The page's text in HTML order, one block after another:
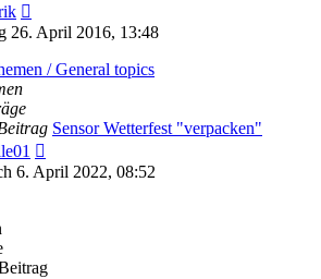
Beitrag
26. April 2016, 13:48
/ General topics
Sensor Wetterfest "verpacken"
Beitrag
6. April 2022, 08:52